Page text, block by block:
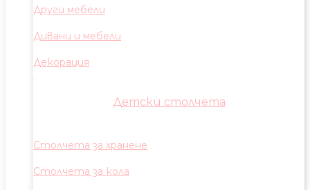
Други мебели
Дивани и мебели
Декорация
Детски столчета
Столчета за хранене
Столчета за кола